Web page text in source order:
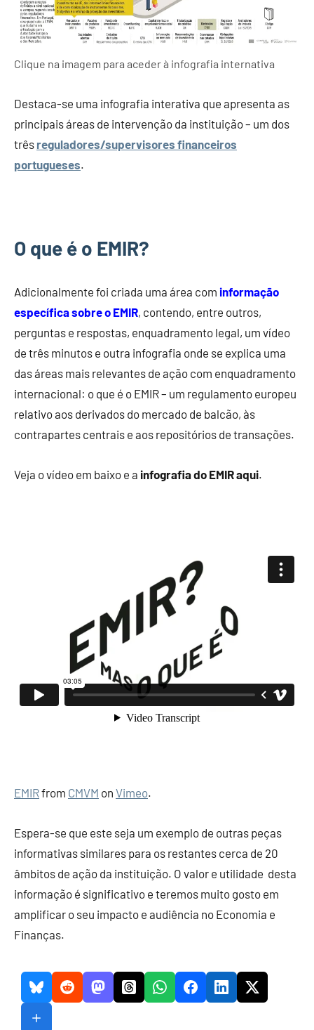
Clique na imagem para aceder à infografia internativa
Destaca-se uma infografia interativa que apresenta as
principais áreas de intervenção da instituição – um dos
três reguladores/supervisores financeiros
portugueses.
O que é o EMIR?
Adicionalmente foi criada uma área com informação
específica sobre o EMIR, contendo, entre outros,
perguntas e respostas, enquadramento legal, um vídeo
de três minutos e outra infografia onde se explica uma
das áreas mais relevantes de ação com enquadramento
internacional: o que é o EMIR – um regulamento europeu
relativo aos derivados do mercado de balcão, às
contrapartes centrais e aos repositórios de transações.
Veja o vídeo em baixo e a infografia do EMIR aqui.
EMIRfrom CMVM on Vimeo.
Espera-se que este seja um exemplo de outras peças
informativas similares para os restantes cerca de 20
âmbitos de ação da instituição. O valor e utilidade desta
informação é significativo e teremos muito gosto em
amplificar o seu impacto e audiência no Economia e
Finanças.